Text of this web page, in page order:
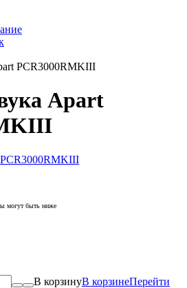
PCR3000RMKIII
Apart
могут быть ниже
В корзинуВ корзинеПерейти